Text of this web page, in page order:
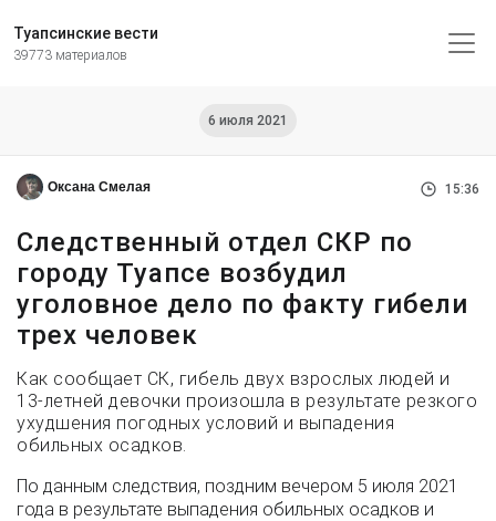
Туапсинские вести
39773 материалов
6 июля 2021
Оксана Смелая 15:36
Следственный отдел СКР по
городу Туапсе возбудил
уголовное дело по факту гибели
трех человек
Как сообщает СК, гибель двух взрослых людей и
13-летней девочки произошла в результате резкого
ухудшения погодных условий и выпадения
обильных осадков.
По данным следствия, поздним вечером 5 июля 2021
года в результате выпадения обильных осадков и